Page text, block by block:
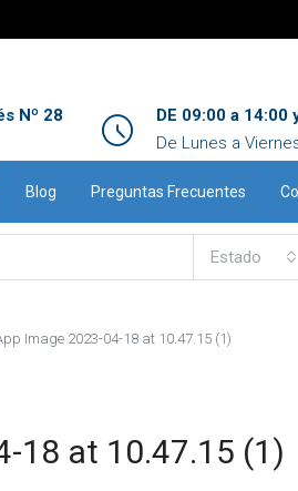
Nº 28
DE 09:00 a 14:00
De Lunes a
Blog Preguntas Frecuentes
Estado
Image 2023-04-18 at 10.47.15 (1)
18 at 10.47.15 (1)